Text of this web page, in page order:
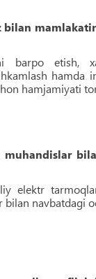
barpo etish,
hamda
hamjamiyati
elektr
navbatdagi